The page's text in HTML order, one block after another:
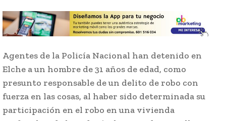
Agentes de la Policía Nacional han detenido en
Elche a un hombre de 31 años de edad, como
presunto responsable de un delito de robo con
fuerza en las cosas, al haber sido determinada su
participación en el robo en una vivienda